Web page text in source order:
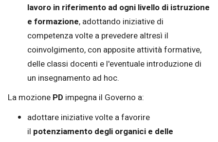
lavoro in riferimento ad ogni livello di istruzione
e formazione, adottando iniziative di
competenza volte a prevedere altresì il
coinvolgimento, con apposite attività formative,
delle classi docenti e l'eventuale introduzione di
un insegnamento ad hoc.
La mozione PD impegna il Governo a:
adottare iniziative volte a favorire
il potenziamento degli organici e delle